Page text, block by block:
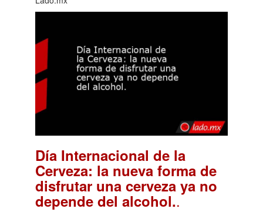
Día Internacional de la
Cerveza: la nueva forma de
disfrutar una cerveza ya no
depende del alcohol..